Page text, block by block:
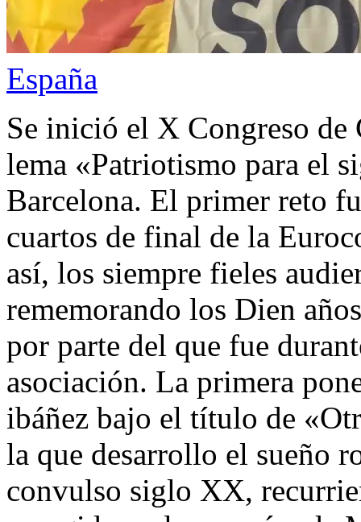
España
Se inició el X Congreso de
lema «Patriotismo para el
Barcelona. El primer reto
cuartos de final de la
así, los siempre fieles
rememorando los Dien
por parte del que fue
asociación. La primera
ibáñez bajo el título de
la que desarrollo el sueño
convulso siglo XX,